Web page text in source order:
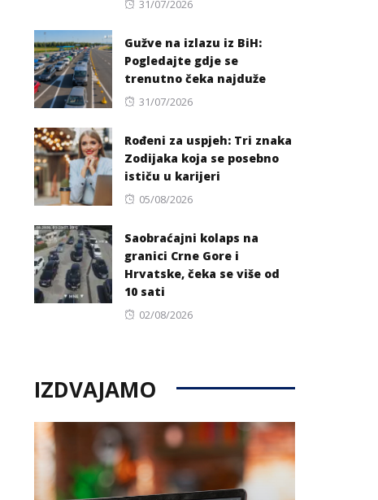
Posted
31/07/2026
Gužve na izlazu iz BiH:
Pogledajte gdje se
trenutno čeka najduže
Posted
31/07/2026
Rođeni za uspjeh: Tri znaka
Zodijaka koja se posebno
ističu u karijeri
Posted
05/08/2026
Saobraćajni kolaps na
granici Crne Gore i
Hrvatske, čeka se više od
10 sati
Posted
02/08/2026
IZDVAJAMO